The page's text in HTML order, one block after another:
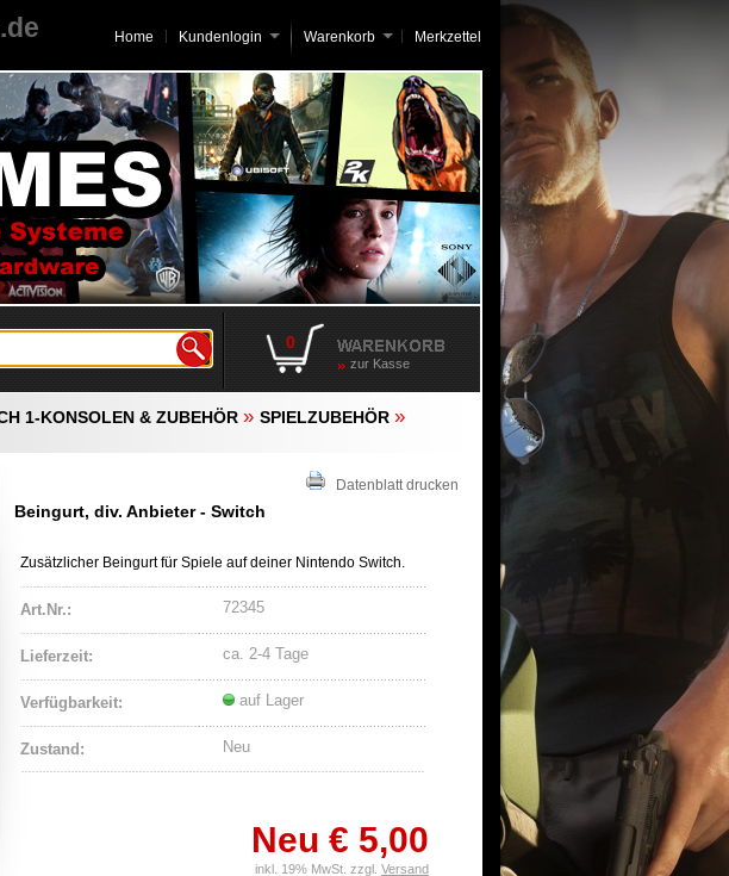
Home Kundenlogin Merkzettel
Warenkorb
0
zur Kasse
1-KONSOLEN & ZUBEHÖR » SPIELZUBEHÖR »
Datenblatt drucken
Beingurt, div. Anbieter - Switch
Zusätzlicher Beingurt für Spiele auf deiner Nintendo Switch.
Art.Nr.: 72345
Lieferzeit: ca. 2-4 Tage
Verfügbarkeit: auf Lager
Zustand: Neu
Neu € 5,00
inkl. 19% MwSt. zzgl. Versand